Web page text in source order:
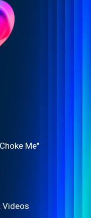
Me"
Videos